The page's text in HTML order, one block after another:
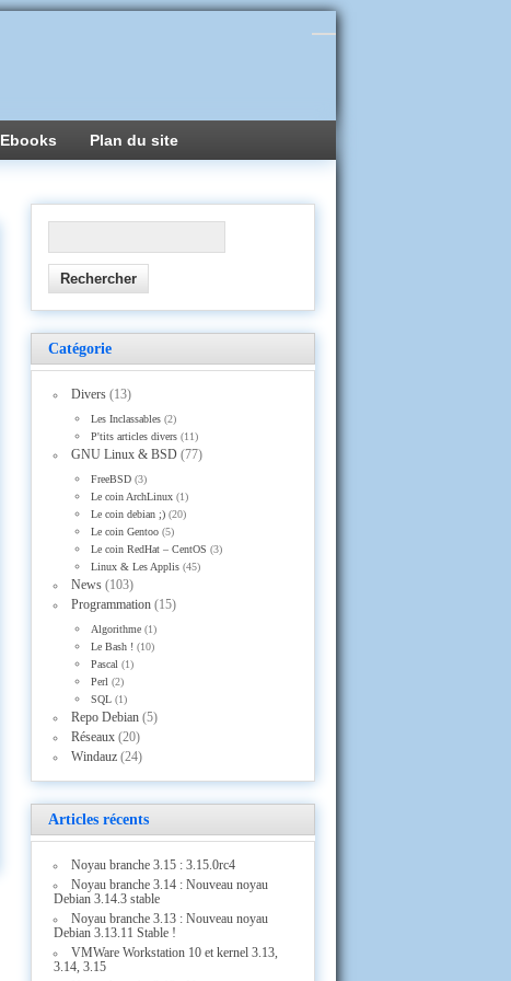
Ebooks Plan du site
Catégorie
Divers(13)
Les Inclassables (2)
P'tits articles divers (11)
GNU Linux & BSD(77)
FreeBSD (3)
Le coin ArchLinux (1)
Le coin debian ;) (20)
Le coin Gentoo (5)
Le coin RedHat – CentOS (3)
Linux & Les Applis (45)
News(103)
Programmation(15)
Algorithme (1)
Le Bash ! (10)
Pascal (1)
Perl (2)
SQL (1)
Repo Debian(5)
Réseaux(20)
Windauz(24)
Articles récents
Noyau branche 3.15 : 3.15.0rc4
Noyau branche 3.14 : Nouveau noyau
Debian 3.14.3 stable
Noyau branche 3.13 : Nouveau noyau
Debian 3.13.11 Stable !
VMWare Workstation 10 et kernel 3.13,
3.14, 3.15